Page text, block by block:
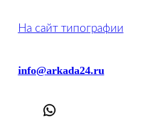
На сайт типографии
info@arkada24.ru